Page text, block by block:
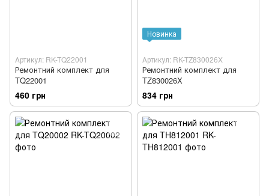
Артикул: RK-TQ22001
Ремонтний комплект для
TQ22001
460 грн
Новинка
Артикул: RK-TZ830026X
Ремонтний комплект для
TZ830026X
834 грн